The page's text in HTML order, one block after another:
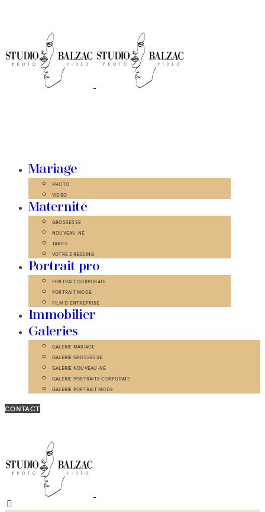
Mariage
PHOTO
VIDÉO
Maternité
GROSSESSE
NOUVEAU-NÉ
TARIFS
VOTRE DRESSING
Portrait pro
PORTRAIT CORPORATE
PORTRAIT MODE
FILM D’ENTREPRISE
Immobilier
Galeries
GALERIE MARIAGE
GALERIE GROSSESSE
GALERIE NOUVEAU-NÉ
GALERIE PORTRAITS CORPORATE
GALERIE PORTRAIT MODE
CONTACT